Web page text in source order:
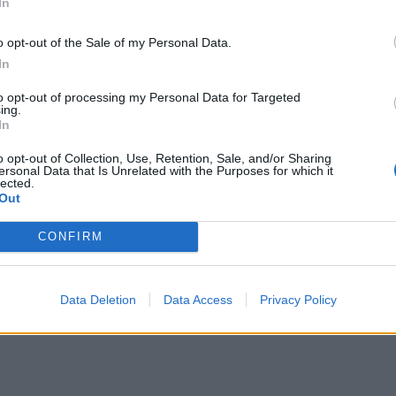
opt-out of the Sale of my Personal Data.
opt-out of processing my Personal Data for Targeted
opt-out of Collection, Use, Retention, Sale, and/or Sharing
Data that Is Unrelated with the Purposes for which it
CONFIRM
Data Deletion Data Access Privacy Policy
στον ΣΥΝΚΑ.